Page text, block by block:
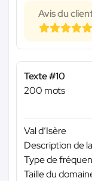
Avis du
Texte #10
200 mots
Val d’Isère
Description de
Type de
Taille du